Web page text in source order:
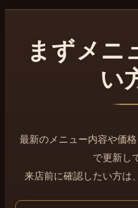
まずメニ
い
最新のメニュー内容や価
で更新し
来店前に確認したい方は